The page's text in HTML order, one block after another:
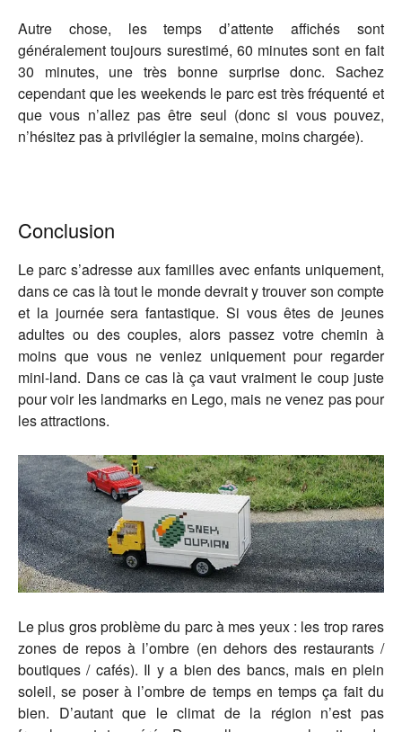
Autre chose, les temps d’attente affichés sont
généralement toujours surestimé, 60 minutes sont en fait
30 minutes, une très bonne surprise donc. Sachez
cependant que les weekends le parc est très fréquenté et
que vous n’allez pas être seul (donc si vous pouvez,
n’hésitez pas à privilégier la semaine, moins chargée).
Conclusion
Le parc s’adresse aux familles avec enfants uniquement,
dans ce cas là tout le monde devrait y trouver son compte
et la journée sera fantastique. Si vous êtes de jeunes
adultes ou des couples, alors passez votre chemin à
moins que vous ne veniez uniquement pour regarder
mini-land. Dans ce cas là ça vaut vraiment le coup juste
pour voir les landmarks en Lego, mais ne venez pas pour
les attractions.
Le plus gros problème du parc à mes yeux : les trop rares
zones de repos à l’ombre (en dehors des restaurants /
boutiques / cafés). Il y a bien des bancs, mais en plein
soleil, se poser à l’ombre de temps en temps ça fait du
bien. D’autant que le climat de la région n’est pas